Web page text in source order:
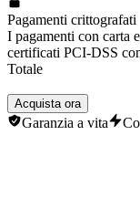
Pagamenti crittografati
I pagamenti con carta
certificati PCI-DSS
Totale
Acquista ora
Garanzia a vita